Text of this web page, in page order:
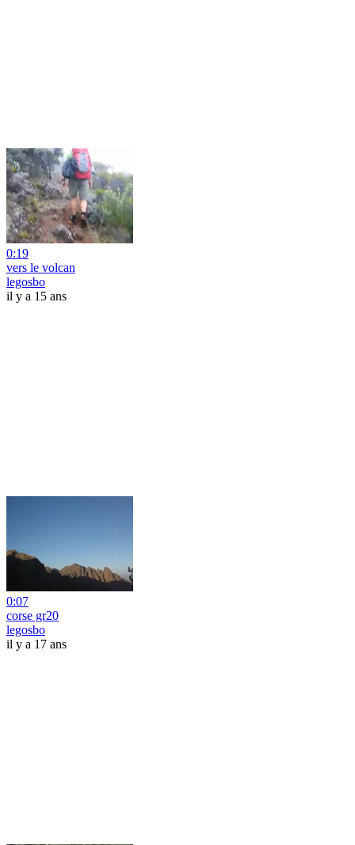
0:19
vers le volcan
legosbo
il y a 15 ans
0:07
corse gr20
legosbo
il y a 17 ans